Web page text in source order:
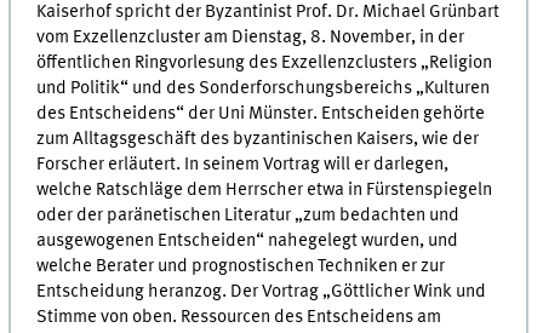
Kaiserhof spricht der Byzantinist Prof. Dr. Michael Grünbart
vom Exzellenzcluster am Dienstag, 8. November, in der
öffentlichen Ringvorlesung des Exzellenzclusters „Religion
und Politik“ und des Sonderforschungsbereichs „Kulturen
des Entscheidens“ der Uni Münster. Entscheiden gehörte
zum Alltagsgeschäft des byzantinischen Kaisers, wie der
Forscher erläutert. In seinem Vortrag will er darlegen,
welche Ratschläge dem Herrscher etwa in Fürstenspiegeln
oder der paränetischen Literatur „zum bedachten und
ausgewogenen Entscheiden“ nahegelegt wurden, und
welche Berater und prognostischen Techniken er zur
Entscheidung heranzog. Der Vortrag „Göttlicher Wink und
Stimme von oben. Ressourcen des Entscheidens am